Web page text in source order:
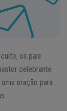
os pais
celebrante
oração para